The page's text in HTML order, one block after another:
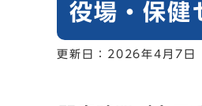
役場・保健
更新日： 2026年4月7日